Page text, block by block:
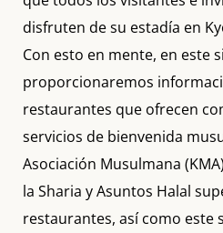
disfruten de su estadía en
Con esto en mente, en este
proporcionaremos
restaurantes que ofrecen
servicios de bienvenida
Asociación Musulmana
la Sharia y Asuntos Halal
restaurantes, así como este